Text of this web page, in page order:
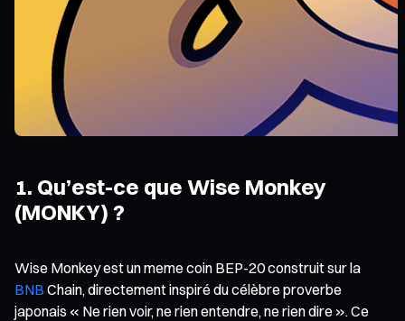
1. Qu’est-ce que Wise Monkey
(MONKY) ?
Wise Monkey est un meme coin BEP-20 construit sur la
BNB Chain, directement inspiré du célèbre proverbe
japonais « Ne rien voir, ne rien entendre, ne rien dire ». Ce